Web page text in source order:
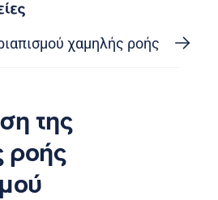
χαμηλής ροής
της
ροής